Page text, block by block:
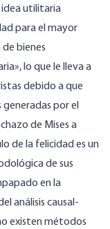
idea utilitaria
para el mayor
bienes
lo que le lleva a
debido a que
por el
de Mises a
de la felicidad es un
de sus
en la
análisis causal-
existen métodos